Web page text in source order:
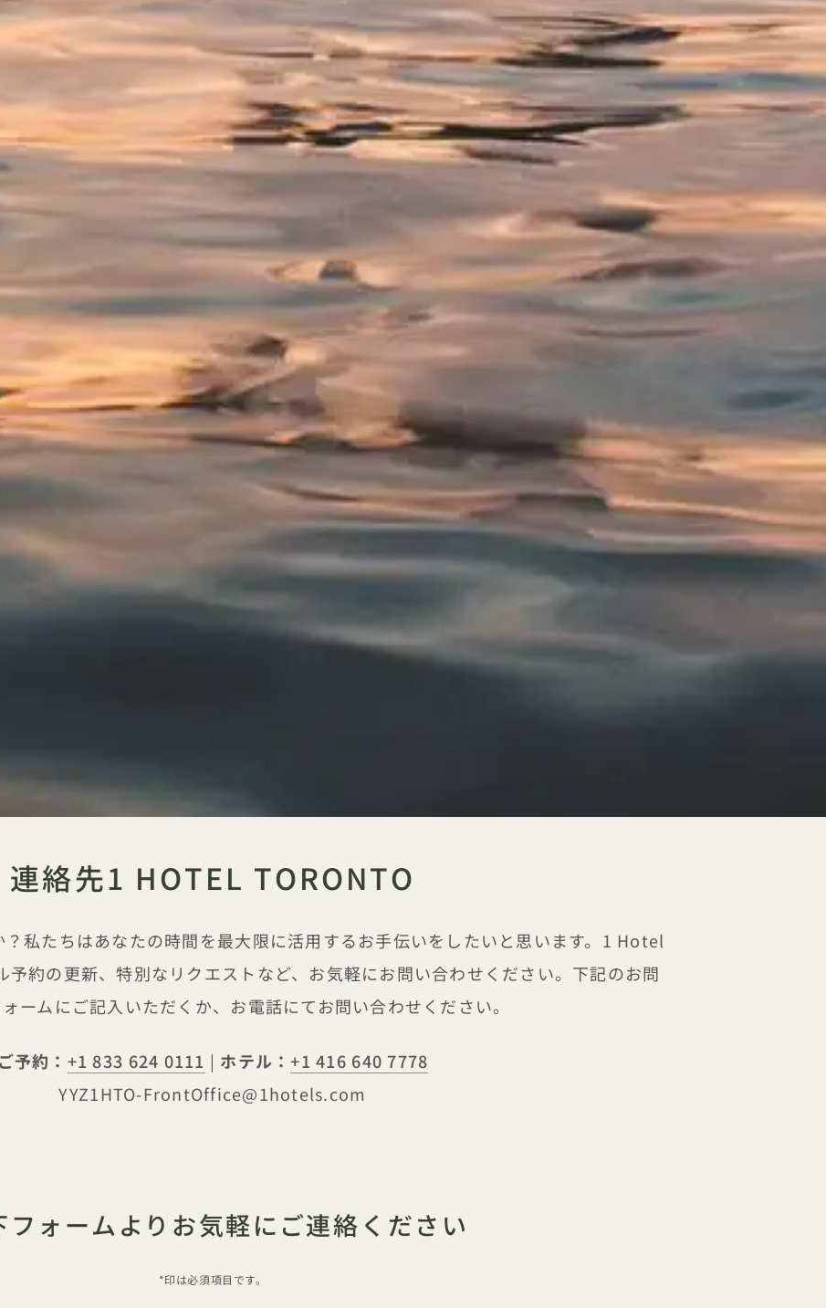
連絡先1 HOTEL TORONTO
私たちはあなたの時間を最大限に活用するお手伝いをしたいと思います。1 Hotel
約の更新、特別なリクエストなど、お気軽にお問い合わせください。下記のお問
ームにご記入いただくか、お電話にてお問い合わせください。
ご予約： +1 833 624 0111 | ホテル：+1 416 640 7778
YYZ1HTO-FrontOffice@1hotels.com
フォームよりお気軽にご連絡ください
*印は必須項目です。